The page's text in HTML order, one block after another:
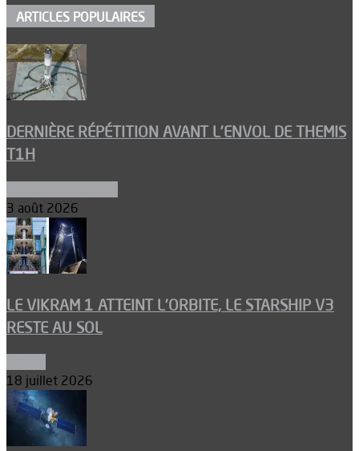
ARTICLES POPULAIRES
DERNIÈRE RÉPÉTITION AVANT L’ENVOL DE THEMIS
T1H
3 août 2026
LE VIKRAM 1 ATTEINT L’ORBITE, LE STARSHIP V3
RESTE AU SOL
18 juillet 2026